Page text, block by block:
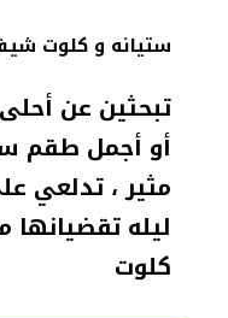
ستيانه و كلوت
تبحثين عن
أو أجمل طقم
مثير ، تدلعي
ليله تقضيانها
كلوت